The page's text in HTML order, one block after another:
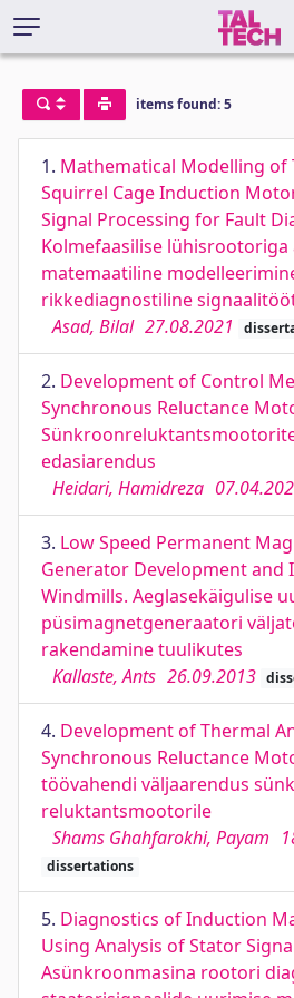
items found: 5
1. Mathematical Modelling of
Squirrel Cage Induction
Signal Processing for Fault
Kolmefaasilise
matemaatiline
rikkediagnostiline
Asad, Bilal 27.08.2021
2. Development of Control
Synchronous Reluctance
edasiarendus
Heidari, Hamidreza
3. Low Speed Permanent
Generator Development
Windmills. Aeglasekäigulise
püsimagnetgeneraatori
rakendamine tuulikutes
Kallaste, Ants 26.09.2013
4. Development of Thermal
Synchronous Reluctance
töövahendi väljaarendus
reluktantsmootorile
Shams Ghahfarokhi, Payam
dissertations
5. Diagnostics of Induction
Using Analysis of Stator
Asünkroonmasina rootori